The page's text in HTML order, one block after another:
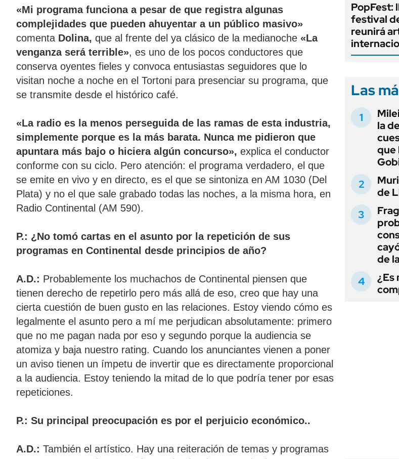
«Mi programa funciona a pesar de que registra algunas
complejidades que pueden ahuyentar a un público masivo»
comenta Dolina, que al frente del ya clásico de la medianoche «La
venganza será terrible», es uno de los pocos conductores que
conserva oyentes fieles y convoca entusiastas seguidores que lo
visitan noche a noche en el Tortoni para presenciar su programa, que
se transmite desde el histórico café.
«La radio es la menos perseguida de las ramas de esta industria,
simplemente porque es la más barata. Nunca me pidieron que
apuntara más bajo o hiciera algún concurso», explica el conductor
conforme con su ciclo. Pero atención: el programa verdadero, el que
se emite en vivo y en directo, es el que se sintoniza en AM 1030 (Del
Plata) y no el que sale grabado todas las noches, a la misma hora, en
Radio Continental (AM 590).
P.: ¿No tomó cartas en el asunto por la repetición de sus
programas en Continental desde principios de año?
A.D.: Probablemente los muchachos de Continental piensen que
tienen derecho de repetirlo pero más allá de eso, creo que hay una
cierta cuestión de buen gusto en las relaciones. Estoy viendo cómo es
legalmente el asunto pero a mí me perjudican absolutamente: primero
que no me pagan nada por eso y segundo porque la audiencia se
atomiza y baja nuestro rating. Cuando los anunciantes vienen a poner
un aviso tienen un ímpetu de invertir que es directamente proporcional
a la audiencia. Estoy teniendo la mitad de lo que podría tener por esas
repeticiones.
P.: Su principal preocupación es por el perjuicio económico..
A.D.: También el artístico. Hay una reiteración de temas y programas
PopFest:
festival
reunirá
Las
la
que
de
de
¿Es